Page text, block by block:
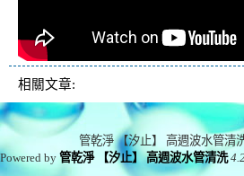
相關文章:
管乾淨 【汐止】 高週波水管清
Powered by管乾淨 【汐止】 高週波水管清洗